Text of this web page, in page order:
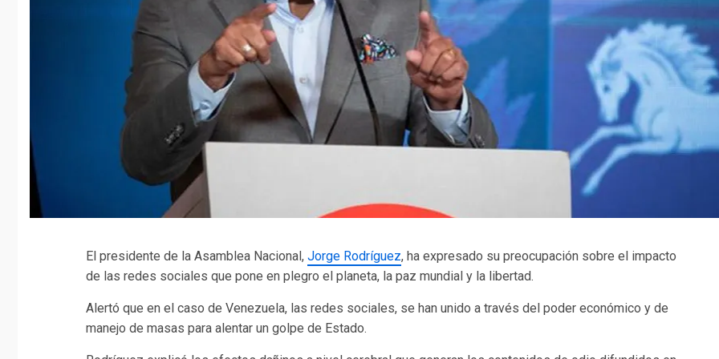
El presidente de la Asamblea Nacional, Jorge Rodríguez, ha expresado su preocupación sobre el impacto
de las redes sociales que pone en plegro el planeta, la paz mundial y la libertad.
Alertó que en el caso de Venezuela, las redes sociales, se han unido a través del poder económico y de
manejo de masas para alentar un golpe de Estado.